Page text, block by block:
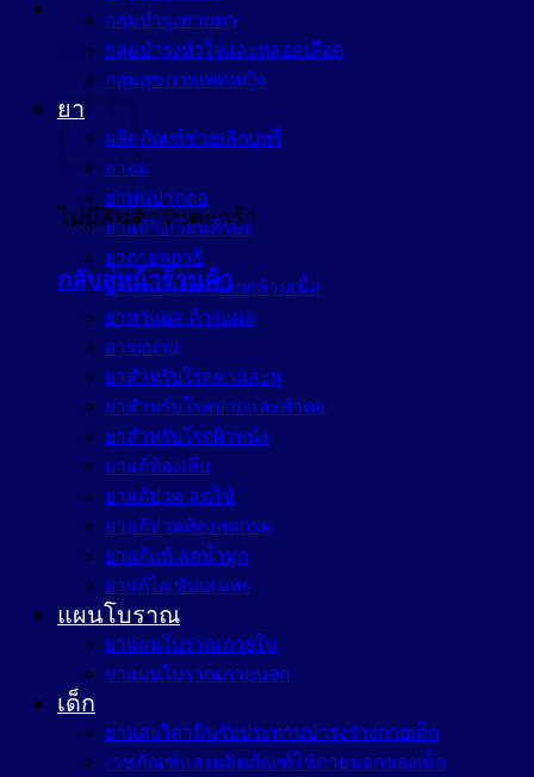
ตะกร้าสินค้า
ไม่มีสินค้าในตะกร้า
กลับสู่หน้าร้านค้า
กลุ่มบำรุงสายตา
กลุ่มบำรุงหัวใจและหลอดเลือด
กลุ่มสุขภาพเพศหญิง
ยา
ผลิตภัณฑ์ช่วยเลิกบุหรี่
ยาอม
ยาพ่นปากคอ
ยาแก้วิงเวียนศีรษะ
ยาถ่ายพยาธิ
ยาทาแก้ปวดเมื่อยกล้ามเนื้อ
ยาทาแผล ล้างแผล
ยาระบาย
ยาสำหรับโรคตาและหู
ยาสำหรับโรคปากและลำคอ
ยาสำหรับโรคผิวหนัง
ยาแก้ท้องเสีย
ยาแก้ปวด ลดไข้
ยาแก้ปวดท้องลดกรด
ยาแก้แพ้ ลดน้ำมูก
ยาแก้ไอ ขับเสมหะ
แผนโบราณ
ยาแผนโบราณภายใน
ยาแผนโบราณภายนอก
เด็ก
ยาและวิตามินรับประทานบำรุงร่างกายเด็ก
เวชภัณฑ์และผลิตภัณฑ์ใช้ภายนอกของเด็ก